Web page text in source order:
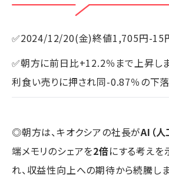
✅2024/12/20(金)終値1,705円-15
✅朝方に前日比+12.2％まで上昇し
利食い売りに押され同-0.87％の下
◎朝方は、キオクシアの社長がAI（
端メモリのシェアを2倍にする考えを
れ、収益性向上への期待から続騰し